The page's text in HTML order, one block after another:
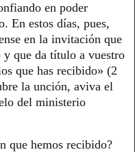
en poder
En estos días, pues,
en la invitación que
que da título a vuestro
que has recibido» (2
la unción, aviva el
del ministerio
que hemos recibido?